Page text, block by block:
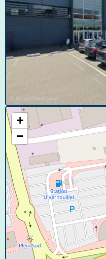
© Google Street View
+
−